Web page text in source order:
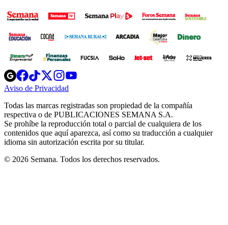
Opens
in
new
Opens
in
new
Opens
in
new
window
Opens
new
windowwindow
Aviso de Privacidad
new
window
Todas las marcas registradas son propiedad de la compañía
respectiva o de PUBLICACIONES SEMANA S.A.
Se prohíbe la reproducción total o parcial de cualquiera de los
contenidos que aquí aparezca, así como su traducción a cualquier
idioma sin autorización escrita por su titular.
© 2026 Semana. Todos los derechos reservados.